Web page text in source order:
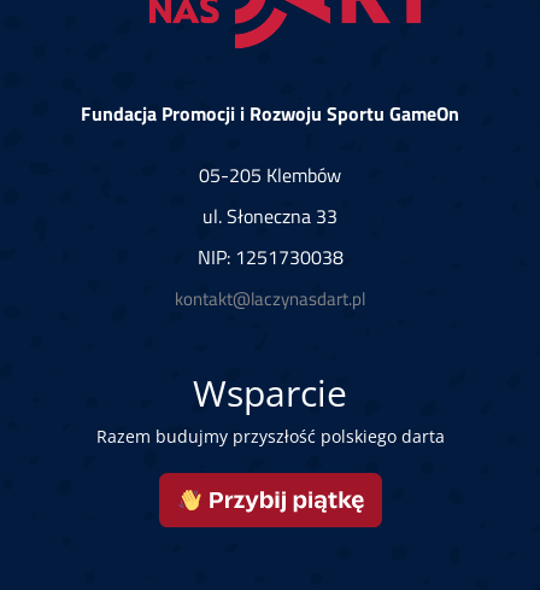
Fundacja Promocji i Rozwoju Sportu GameOn
05-205 Klembów
ul. Słoneczna 33
NIP: 1251730038
kontakt@laczynasdart.pl
Wsparcie
Razem budujmy przyszłość polskiego darta